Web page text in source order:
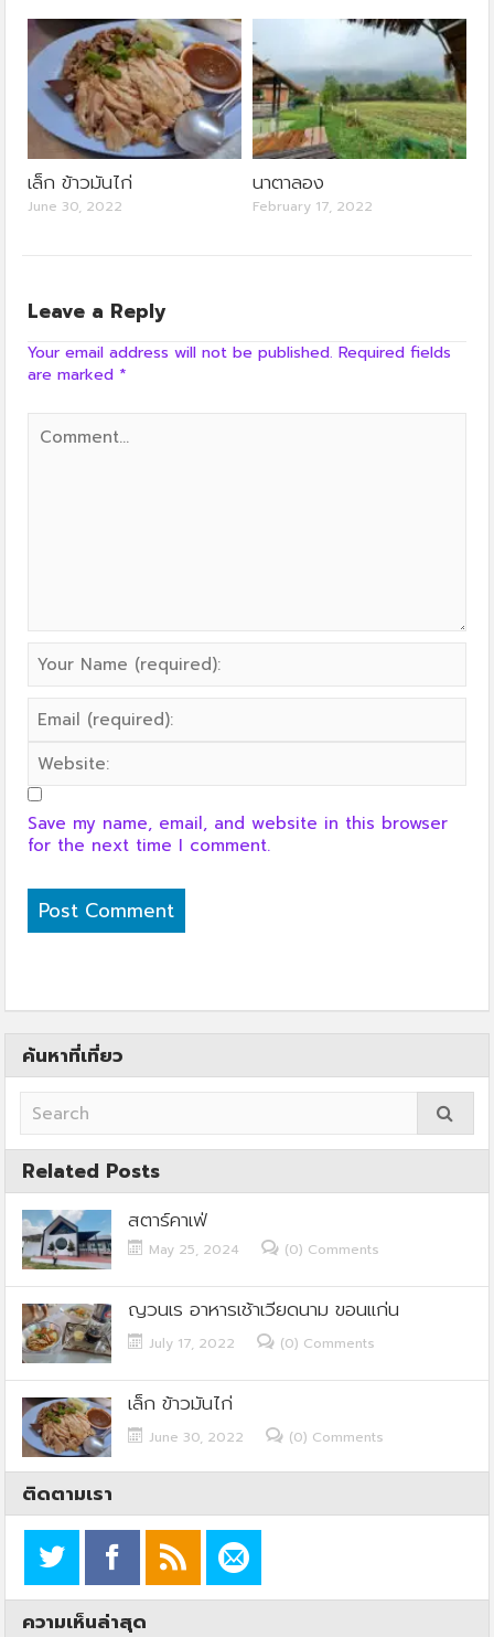
เล็ก ข้าวมันไก่
June 30, 2022
นาตาลอง
February 17, 2022
Leave a Reply
Your email address will not be published. Required fields
are marked *
Save my name, email, and website in this browser
for the next time I comment.
ค้นหาที่เที่ยว
Related Posts
สตาร์คาเฟ่
May 25, 2024 (0) Comments
ญวนเร อาหารเช้าเวียดนาม ขอนแก่น
July 17, 2022 (0) Comments
เล็ก ข้าวมันไก่
June 30, 2022 (0) Comments
ติดตามเรา
ความเห็นล่าสุด